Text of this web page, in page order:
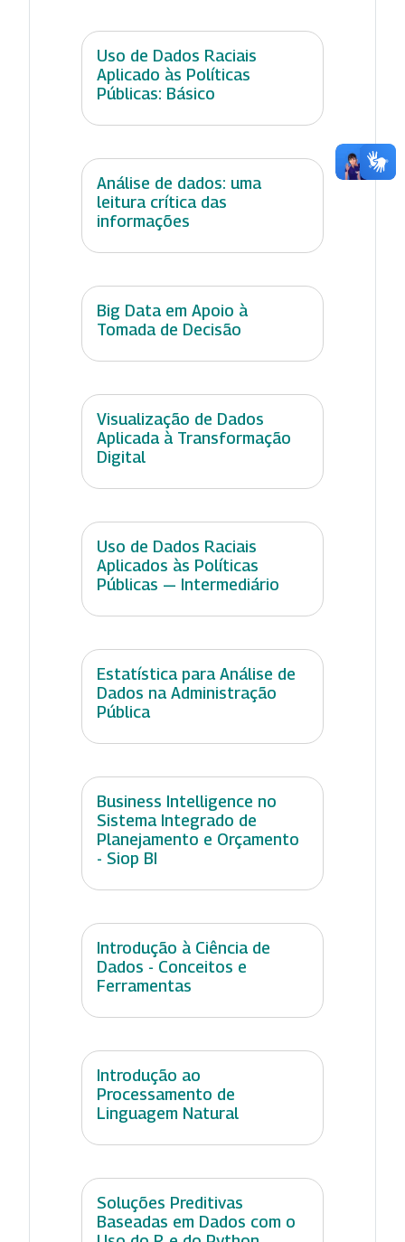
Uso de Dados Raciais
Aplicado às Políticas
Públicas: Básico
Análise de dados: uma
leitura crítica das
informações
Big Data em Apoio à
Tomada de Decisão
Visualização de Dados
Aplicada à Transformação
Digital
Uso de Dados Raciais
Aplicados às Políticas
Públicas — Intermediário
Estatística para Análise de
Dados na Administração
Pública
Business Intelligence no
Sistema Integrado de
Planejamento e Orçamento
- Siop BI
Introdução à Ciência de
Dados - Conceitos e
Ferramentas
Introdução ao
Processamento de
Linguagem Natural
Soluções Preditivas
Baseadas em Dados com o